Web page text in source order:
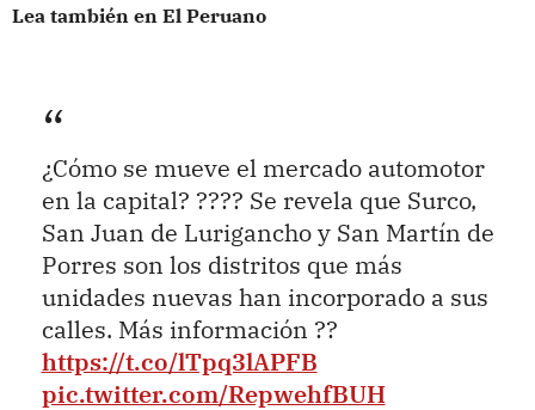
Lea también en El Peruano
¿Cómo se mueve el mercado automotor
en la capital? ???? Se revela que Surco,
San Juan de Lurigancho y San Martín de
Porres son los distritos que más
unidades nuevas han incorporado a sus
calles. Más información ??
https://t.co/lTpq3lAPFB
pic.twitter.com/RepwehfBUH